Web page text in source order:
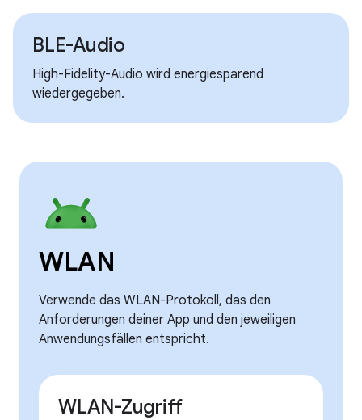
BLE-Audio
High-Fidelity-Audio wird energiesparend
wiedergegeben.
WLAN
Verwende das WLAN-Protokoll, das den
Anforderungen deiner App und den jeweiligen
Anwendungsfällen entspricht.
WLAN-Zugriff